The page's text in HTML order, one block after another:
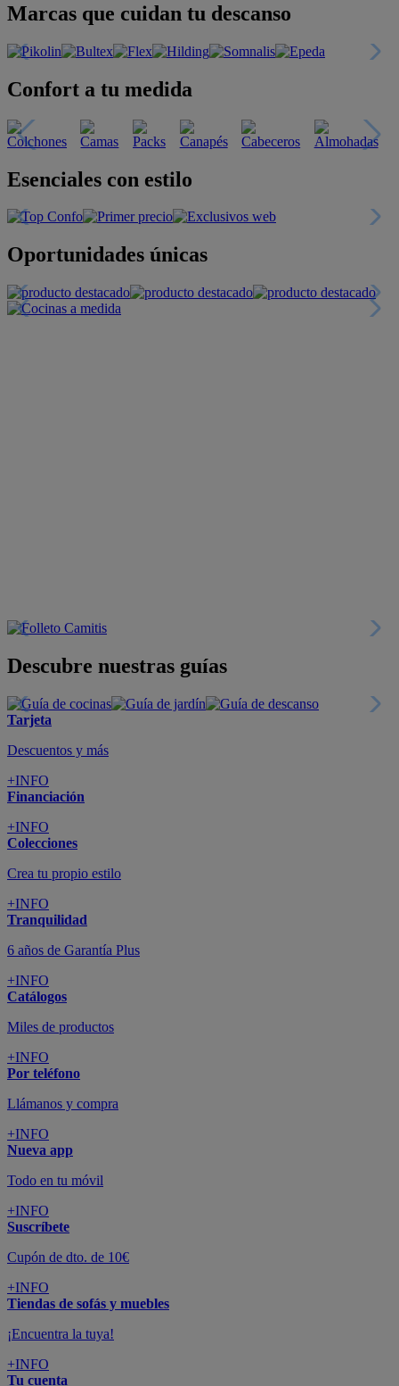
Marcas que cuidan tu descanso
Confort a tu medida
Esenciales con estilo
Oportunidades únicas
Descubre nuestras guías
Tarjeta
Descuentos y más
+INFO
Financiación
+INFO
Colecciones
Crea tu propio estilo
+INFO
Tranquilidad
6 años de Garantía Plus
+INFO
Catálogos
Miles de productos
+INFO
Por teléfono
Llámanos y compra
+INFO
Nueva app
Todo en tu móvil
+INFO
Suscríbete
Cupón de dto. de 10€
+INFO
Tiendas de sofás y muebles
¡Encuentra la tuya!
+INFO
Tu cuenta